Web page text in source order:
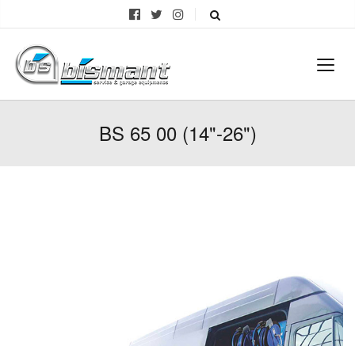
BS 65 00 (14"-26")